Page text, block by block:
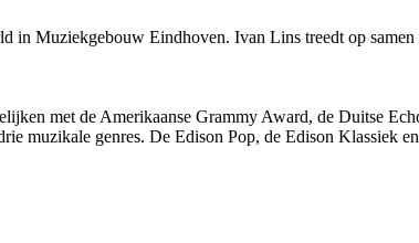
in Muziekgebouw Eindhoven. Ivan Lins treedt op
met de Amerikaanse Grammy Award, de Duitse
muzikale genres. De Edison Pop, de Edison Klassiek